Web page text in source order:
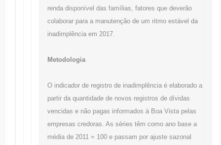
renda disponível das famílias, fatores que deverão
colaborar para a manutenção de um ritmo estável da
inadimplência em 2017.
Metodologia
O indicador de registro de inadimplência é elaborado a
partir da quantidade de novos registros de dívidas
vencidas e não pagas informados à Boa Vista pelas
empresas credoras. As séries têm como ano base a
média de 2011 = 100 e passam por ajuste sazonal